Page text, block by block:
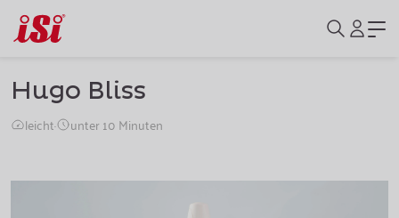
Hugo Bliss
leicht· unter 10 Minuten